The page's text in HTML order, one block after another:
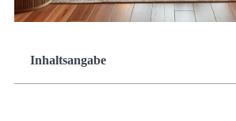
Inhaltsangabe